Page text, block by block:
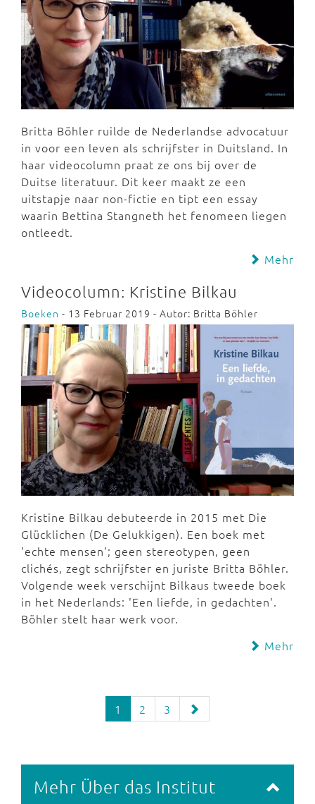
Britta Böhler ruilde de Nederlandse advocatuur
in voor een leven als schrijfster in Duitsland. In
haar videocolumn praat ze ons bij over de
Duitse literatuur. Dit keer maakt ze een
uitstapje naar non-fictie en tipt een essay
waarin Bettina Stangneth het fenomeen liegen
ontleedt.
Mehr
Videocolumn: Kristine Bilkau
Boeken - 13 Februar 2019 - Autor: Britta Böhler
Kristine Bilkau debuteerde in 2015 met Die
Glücklichen (De Gelukkigen). Een boek met
'echte mensen'; geen stereotypen, geen
clichés, zegt schrijfster en juriste Britta Böhler.
Volgende week verschijnt Bilkaus tweede boek
in het Nederlands: 'Een liefde, in gedachten'.
Böhler stelt haar werk voor.
Mehr
1 2 3
Mehr Über das Institut